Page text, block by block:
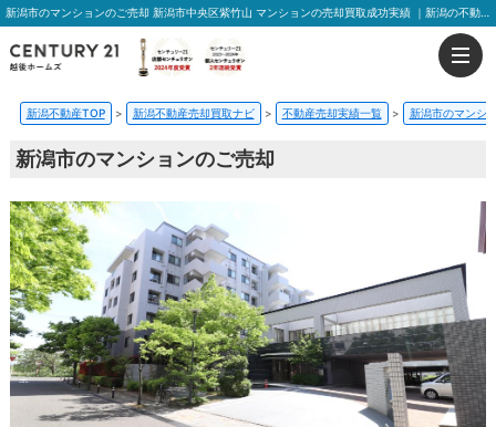
新潟市のマンションのご売却 新潟市中央区紫竹山 マンションの売却買取成功実績 ｜新潟の不動産売却はおうちの売却プラス越後ホームズ
新潟不動産TOP > 新潟不動産売却買取ナビ > 不動産売却実績一覧 > 新潟市のマンシ
新潟市のマンションのご売却